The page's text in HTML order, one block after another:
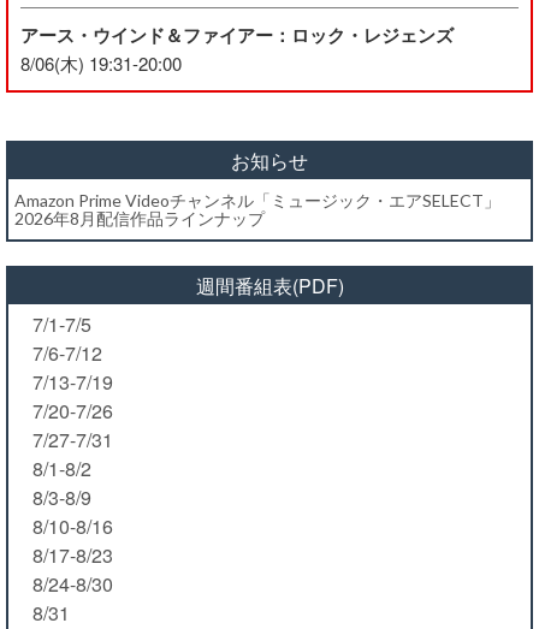
アース・ウインド＆ファイアー：ロック・レジェンズ
8/06(木) 19:31-20:00
お知らせ
Amazon Prime Videoチャンネル「ミュージック・エアSELECT」
2026年8月配信作品ラインナップ
週間番組表(PDF)
7/1-7/5
7/6-7/12
7/13-7/19
7/20-7/26
7/27-7/31
8/1-8/2
8/3-8/9
8/10-8/16
8/17-8/23
8/24-8/30
8/31